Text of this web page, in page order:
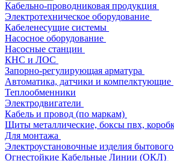
Кабельно-проводниковая продукция
Электротехническое оборудование
Кабеленесущие системы
Насосное оборудование
Насосные станции
КНС и ЛОС
Запорно-регулирующая арматура
Автоматика, датчики и компелктующие
Теплообменники
Электродвигатели
Кабель и провод (по маркам)
Щиты металлические, боксы пвх,
Для монтажа
Электроустановочные изделия
Огнестойкие Кабельные Линии (ОКЛ)